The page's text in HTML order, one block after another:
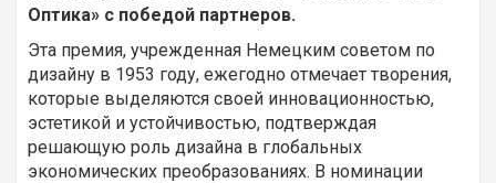
Оптика» с победой партнеров.
Эта премия, учрежденная Немецким советом по
дизайну в 1953 году, ежегодно отмечает творения,
которые выделяются своей инновационностью,
эстетикой и устойчивостью, подтверждая
решающую роль дизайна в глобальных
экономических преобразованиях. В номинации